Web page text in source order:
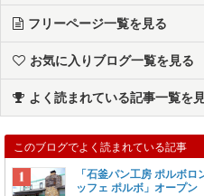
フリーページ一覧を見る
お気に入りブログ一覧を見る
よく読まれている記事一覧を
このブログでよく読まれている記事
「石釜パン工房 ポルボ
ッフェ ポルボ」オープン